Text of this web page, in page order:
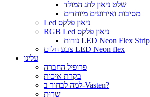
שלט ניאון לחג המולד
מסיבות ואירועים מיוחדים
Led ניאון פלקס
RGB Led ניאון פלקס
נורות LED Neon Flex Strip
צבע חלום LED Neon flex
עלינו
פרופיל החברה
בקרת איכות
למה לבחור ב-Vasten?
שֵׁרוּת